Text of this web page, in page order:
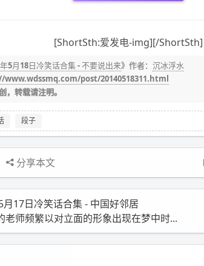
[ShortSth:爱发电-img][/ShortSth]
5月18日冷笑话合集 - 不要说出来》作者： 沉冰浮水
post/20140518311.html
，转载请注明。
段子
分享本文
月17日冷笑话合集 - 中国好邻居
老师频繁以对立面的形象出现在梦中时...